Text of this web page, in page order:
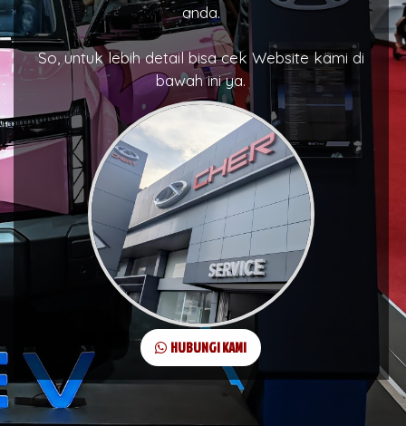
anda.
So, untuk lebih detail bisa cek Website kami di
bawah ini ya.
HUBUNGI KAMI